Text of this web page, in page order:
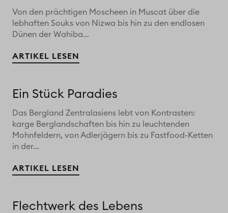
Von den prächtigen Moscheen in Muscat über die
lebhaften Souks von Nizwa bis hin zu den endlosen
Dünen der Wahiba...
ARTIKEL LESEN
Ein Stück Paradies
Das Bergland Zentralasiens lebt von Kontrasten:
karge Berglandschaften bis hin zu leuchtenden
Mohnfeldern, von Adlerjägern bis zu Fastfood-Ketten
in der...
ARTIKEL LESEN
Flechtwerk des Lebens